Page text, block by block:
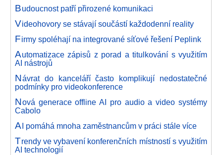
Budoucnost patří přirozené komunikaci
Videohovory se stávají součástí každodenní reality
Firmy spoléhají na integrované síťové řešení Peplink
Automatizace zápisů z porad a titulkování s využitím
AI nástrojů
Návrat do kanceláří často komplikují nedostatečné
podmínky pro videokonference
Nová generace offline AI pro audio a video systémy
Cabolo
A I pomáhá mnoha zaměstnancům v práci stále více
Trendy ve vybavení konferenčních místností s využitím
AI technologií